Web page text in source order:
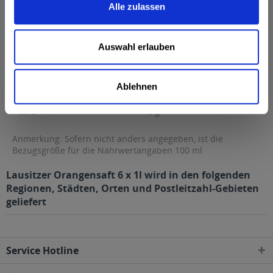
Alle zulassen
Auswahl erlauben
Ablehnen
0,5 g
davon gesättigte Fettsäuren
0,1 g
8,5 g
davon Zucker
8,5 g
0 g
Salz
0 g
Anmerkung: Sofern nicht anders angegeben, ist die
Bezugsgröße für die Nährwertangaben 100 ml
Lausitzer Orangensaft 6 x 1l wird in den folgenden
Regionen, Städten, Orten und Postleitzahl-Gebieten
geliefert
Service Hotline